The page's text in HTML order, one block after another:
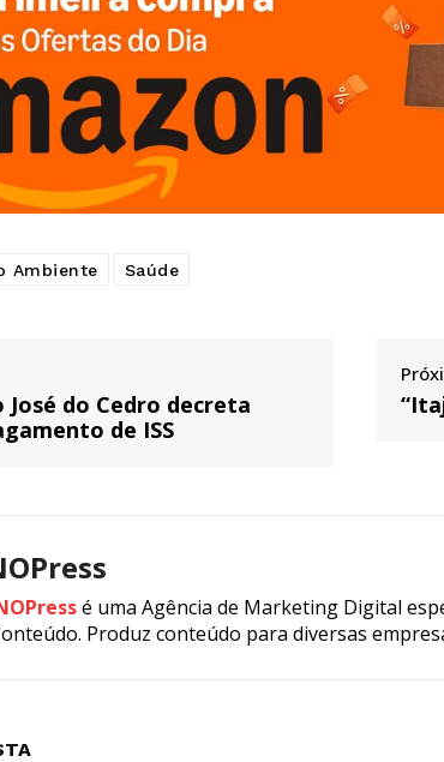
Ambiente Saúde
do Cedro decreta
de ISS
é uma Agência de Marketing Digital
Produz conteúdo para diversas